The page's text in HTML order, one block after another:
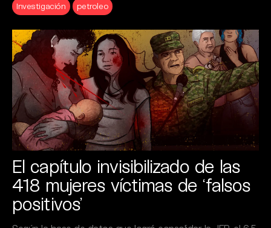
Investigación petroleo
El capítulo invisibilizado de las
418 mujeres víctimas de ‘falsos
positivos’